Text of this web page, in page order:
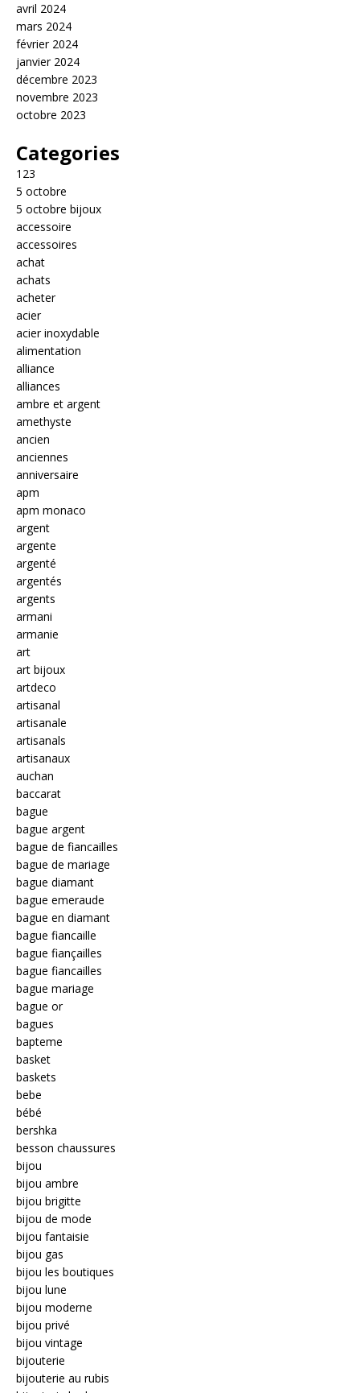
avril 2024
mars 2024
février 2024
janvier 2024
décembre 2023
novembre 2023
octobre 2023
Categories
123
5 octobre
5 octobre bijoux
accessoire
accessoires
achat
achats
acheter
acier
acier inoxydable
alimentation
alliance
alliances
ambre et argent
amethyste
ancien
anciennes
anniversaire
apm
apm monaco
argent
argente
argenté
argentés
argents
armani
armanie
art
art bijoux
artdeco
artisanal
artisanale
artisanals
artisanaux
auchan
baccarat
bague
bague argent
bague de fiancailles
bague de mariage
bague diamant
bague emeraude
bague en diamant
bague fiancaille
bague fiançailles
bague fiancailles
bague mariage
bague or
bagues
bapteme
basket
baskets
bebe
bébé
bershka
besson chaussures
bijou
bijou ambre
bijou brigitte
bijou de mode
bijou fantaisie
bijou gas
bijou les boutiques
bijou lune
bijou moderne
bijou privé
bijou vintage
bijouterie
bijouterie au rubis